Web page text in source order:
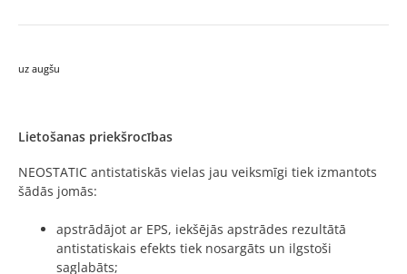
uz augšu
Lietošanas priekšrocības
NEOSTATIC antistatiskās vielas jau veiksmīgi tiek izmantots
šādās jomās:
apstrādājot ar EPS, iekšējās apstrādes rezultātā
antistatiskais efekts tiek nosargāts un ilgstoši
saglabāts;